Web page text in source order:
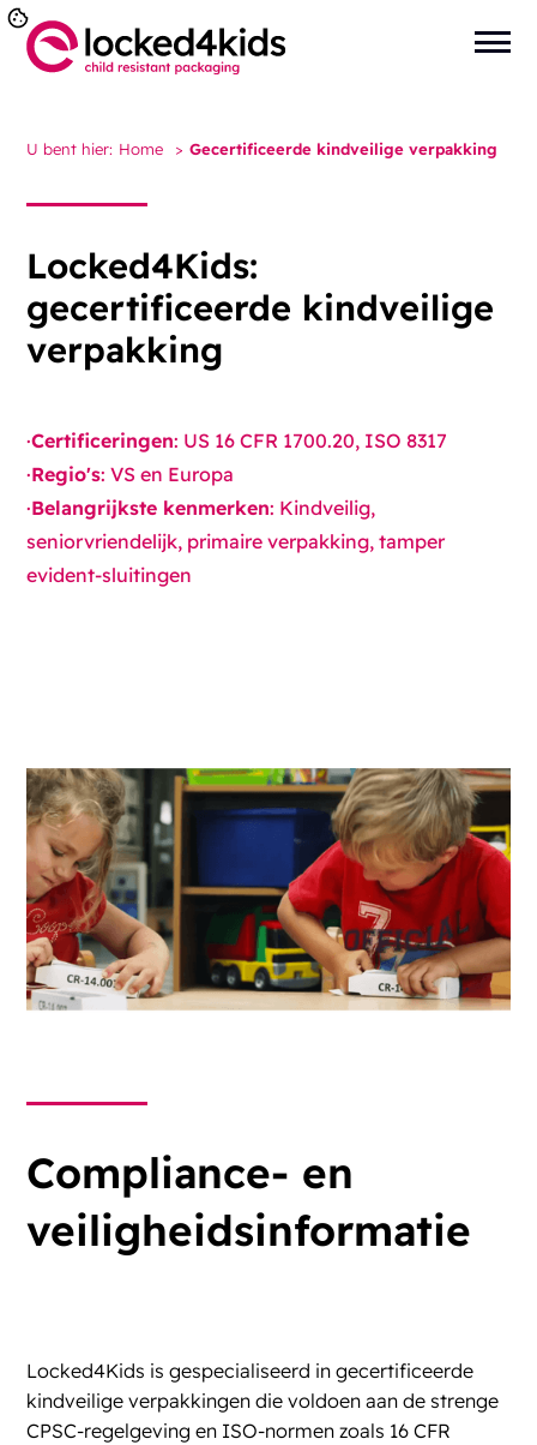
U bent hier: Home > Gecertificeerde kindveilige verpakking
Locked4Kids:
gecertificeerde kindveilige
verpakking
·Certificeringen: US 16 CFR 1700.20, ISO 8317
·Regio's: VS en Europa
·Belangrijkste kenmerken: Kindveilig,
seniorvriendelijk, primaire verpakking, tamper
evident-sluitingen
Compliance- en
veiligheidsinformatie
Locked4Kids is gespecialiseerd in gecertificeerde
kindveilige verpakkingen die voldoen aan de strenge
CPSC-regelgeving en ISO-normen zoals 16 CFR